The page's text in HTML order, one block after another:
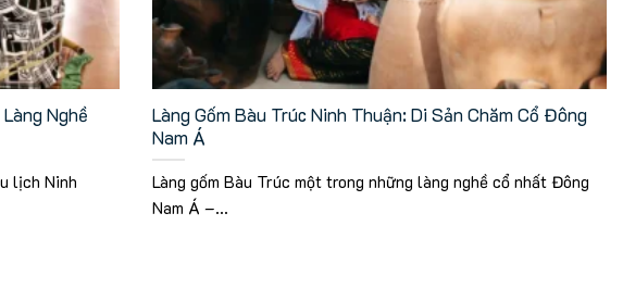
Nghề
lịch Ninh
Làng Gốm Bàu Trúc Ninh Thuận: Di Sản Chăm Cổ Đông
Nam Á
Làng gốm Bàu Trúc một trong những làng nghề cổ nhất Đông
Nam Á –...